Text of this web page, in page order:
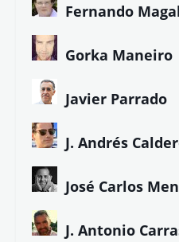
Fernando
Gorka Maneiro
Javier Parrado
J. Andrés
José Carlos
J. Antonio